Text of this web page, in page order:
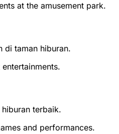
at the amusement park.
di taman hiburan.
terbaik.
and performances.